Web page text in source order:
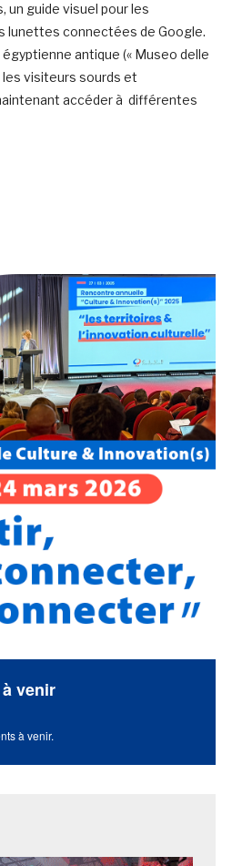
un guide visuel pour les
lunettes connectées de Google.
antique (« Museo delle
les visiteurs sourds et
accéder à différentes
venir
à venir.